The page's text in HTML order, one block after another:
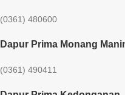
(0361) 480600
Dapur Prima Monang
(0361) 490411​